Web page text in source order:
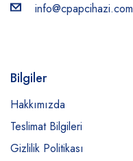
info@cpapcihazi.com
Bilgiler
Hakkımızda
Teslimat Bilgileri
Gizlilik Politikası